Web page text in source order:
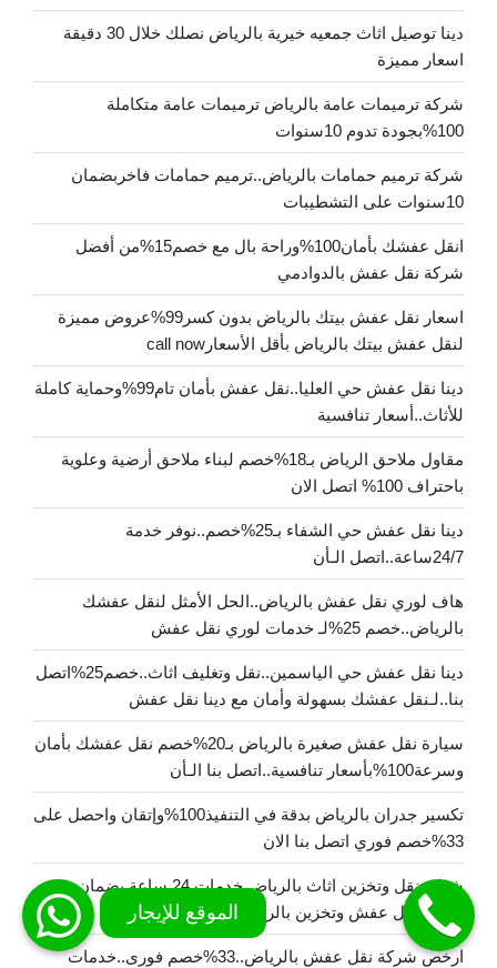
دينا توصيل اثاث جمعيه خيرية بالرياض نصلك خلال 30 دقيقة
اسعار مميزة
شركة ترميمات عامة بالرياض ترميمات عامة متكاملة
100%بجودة تدوم 10سنوات
شركة ترميم حمامات بالرياض..ترميم حمامات فاخربضمان
10سنوات على التشطيبات
انقل عفشك بأمان100%وراحة بال مع خصم15%من أفضل
شركة نقل عفش بالدوادمي
اسعار نقل عفش بيتك بالرياض بدون كسر99%عروض مميزة
لنقل عفش بيتك بالرياض بأقل الأسعارcall now
دينا نقل عفش حي العليا..نقل عفش بأمان تام99%وحماية كاملة
للأثاث..أسعار تنافسية
مقاول ملاحق الرياض بـ18%خصم لبناء ملاحق أرضية وعلوية
باحتراف 100% اتصل الان
دينا نقل عفش حي الشفاء بـ25%خصم..نوفر خدمة
24/7ساعة..اتصل الـأن
هاف لوري نقل عفش بالرياض..الحل الأمثل لنقل عفشك
بالرياض..خصم 25%لـ خدمات لوري نقل عفش
دينا نقل عفش حي الياسمين..نقل وتغليف اثاث..خصم25%اتصل
بنا..لـنقل عفشك بسهولة وأمان مع دينا نقل عفش
سيارة نقل عفش صغيرة بالرياض بـ20%خصم نقل عفشك بأمان
وسرعة100%بأسعار تنافسية..اتصل بنا الـأن
تكسير جدران بالرياض بدقة في التنفيذ100%وإتقان واحصل على
33%خصم فوري اتصل بنا الان
شركة نقل وتخزين اثاث بالرياض خدمات 24 ساعة بضمان
ارخص شركة نقل عفش بالرياض..33%خصم فورى..خدمات